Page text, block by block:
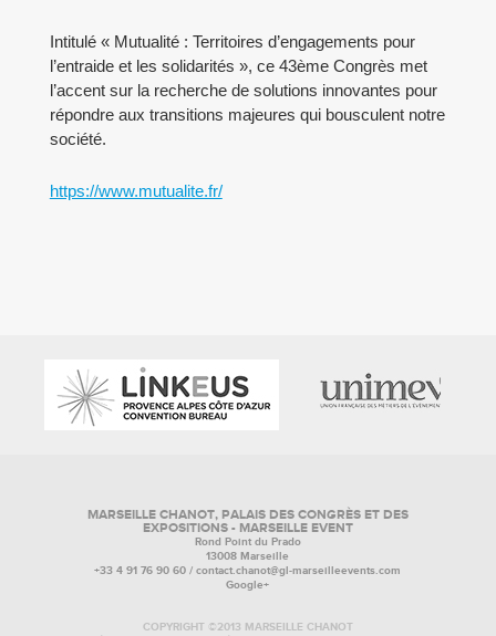
Intitulé « Mutualité : Territoires d’engagements pour
l’entraide et les solidarités », ce 43ème Congrès met
l’accent sur la recherche de solutions innovantes pour
répondre aux transitions majeures qui bousculent notre
société.
https://www.mutualite.fr/
MARSEILLE CHANOT, PALAIS DES CONGRÈS ET DES
EXPOSITIONS - MARSEILLE EVENT
Rond Point du Prado
13008 Marseille
+33 4 91 76 90 60 /contact.chanot@gl-marseilleevents.com
Google+
COPYRIGHT ©2013 MARSEILLE CHANOT